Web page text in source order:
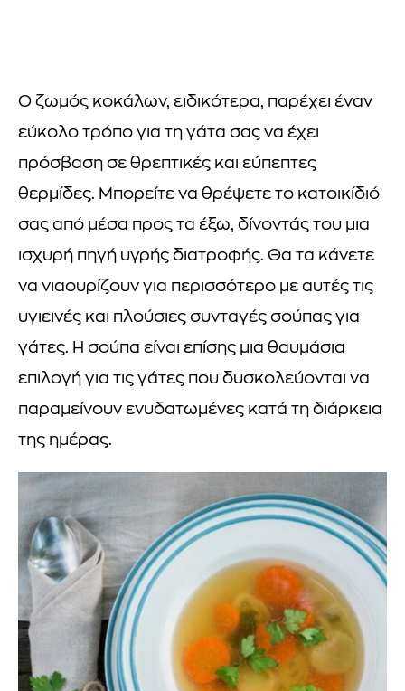
Ο ζωμός κοκάλων, ειδικότερα, παρέχει έναν
εύκολο τρόπο για τη γάτα σας να έχει
πρόσβαση σε θρεπτικές και εύπεπτες
θερμίδες. Μπορείτε να θρέψετε το κατοικίδιό
σας από μέσα προς τα έξω, δίνοντάς του μια
ισχυρή πηγή υγρής διατροφής. Θα τα κάνετε
να νιαουρίζουν για περισσότερο με αυτές τις
υγιεινές και πλούσιες συνταγές σούπας για
γάτες. Η σούπα είναι επίσης μια θαυμάσια
επιλογή για τις γάτες που δυσκολεύονται να
παραμείνουν ενυδατωμένες κατά τη διάρκεια
της ημέρας.